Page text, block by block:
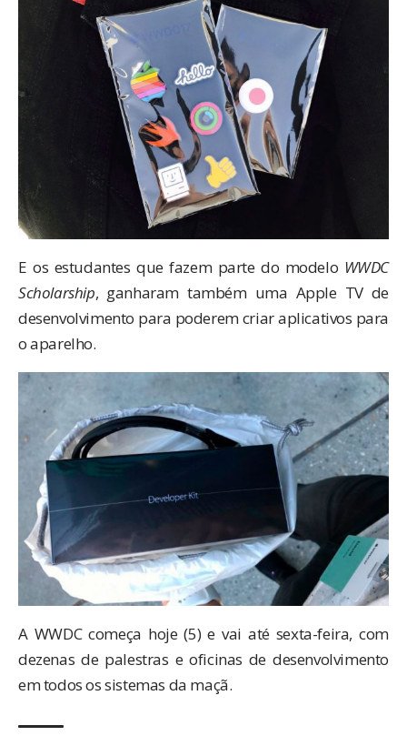
E os estudantes que fazem parte do modelo WWDC
Scholarship, ganharam também uma Apple TV de
desenvolvimento para poderem criar aplicativos para
o aparelho.
A WWDC começa hoje (5) e vai até sexta-feira, com
dezenas de palestras e oficinas de desenvolvimento
em todos os sistemas da maçã.